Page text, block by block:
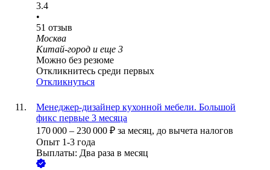
3.4
•
51 отзыв
Москва
Китай-город и еще 3
Можно без резюме
Откликнитесь среди первых
Откликнуться
Менеджер-дизайнер кухонной мебели. Большой
фикс первые 3 месяца
170 000 – 230 000 ₽ за месяц, до вычета налогов
Опыт 1-3 года
Выплаты: Два раза в месяц